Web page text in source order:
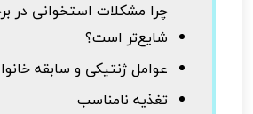
چرا مشکلات استخوانی در
شایع‌تر است؟
عوامل ژنتیکی و سابقه
تغذیه نامناسب